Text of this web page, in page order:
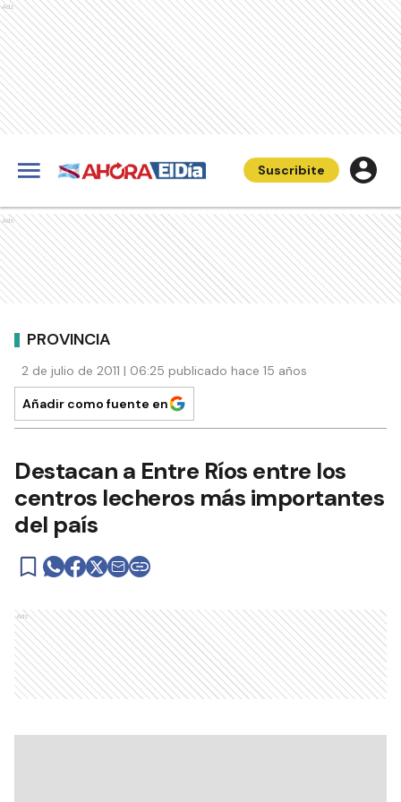
Ads
Suscribite
Ads
PROVINCIA
2 de julio de 2011 | 06:25 publicado hace 15 años
Añadir como fuente en
Destacan a Entre Ríos entre los
centros lecheros más importantes
del país
Ads